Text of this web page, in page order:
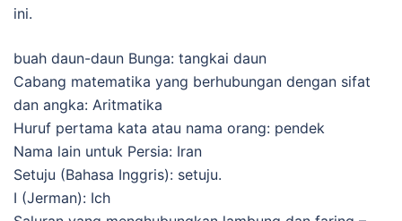
ini.
buah daun-daun Bunga: tangkai daun
Cabang matematika yang berhubungan dengan sifat
dan angka: Aritmatika
Huruf pertama kata atau nama orang: pendek
Nama lain untuk Persia: Iran
Setuju (Bahasa Inggris): setuju.
I (Jerman): Ich